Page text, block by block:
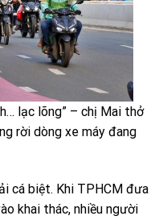
lạc lõng” – chị Mai thở
rời dòng xe máy đang
cá biệt. Khi TPHCM đưa
khai thác, nhiều người